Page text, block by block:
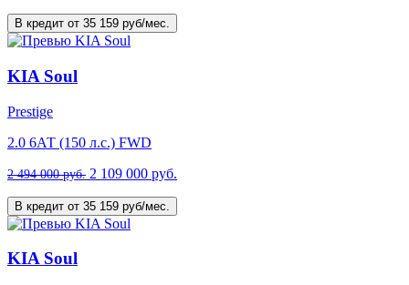
В кредит от 35 159 руб/мес.
KIA Soul
Prestige
2.0 6АТ (150 л.с.) FWD
2 494 000 руб. 2 109 000 руб.
В кредит от 35 159 руб/мес.
KIA Soul